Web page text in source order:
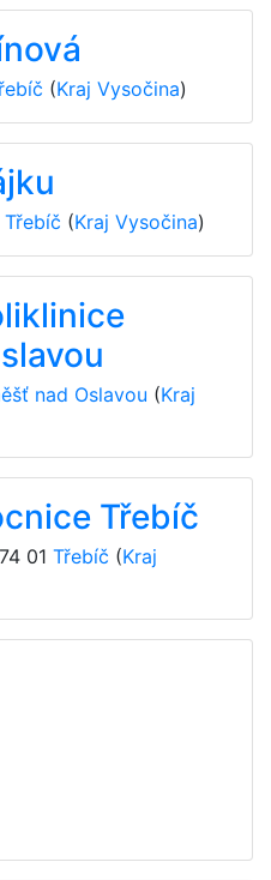
(Kraj Vysočina)
Třebíč (Kraj Vysočina)
nad Oslavou (Kraj
Třebíč
01 Třebíč (Kraj